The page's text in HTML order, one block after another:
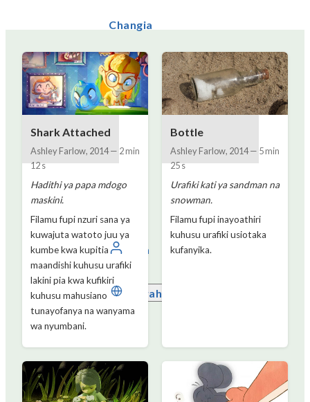
Changia
Ingia
Kiswahili
Shark Attached
Ashley Farlow, 2014— 2 min
12 s
Hadithi ya papa mdogo
maskini.
Filamu fupi nzuri sana ya
kuwajuta watoto juu ya
kumbe kwa kupitia
maandishi kuhusu urafiki
lakini pia kwa kufikiri
kuhusu mahusiano
tunayofanya na wanyama
wa nyumbani.
Bottle
Ashley Farlow, 2014— 5 min
25 s
Urafiki kati ya sandman na
snowman.
Filamu fupi inayoathiri
kuhusu urafiki usiotaka
kufanyika.